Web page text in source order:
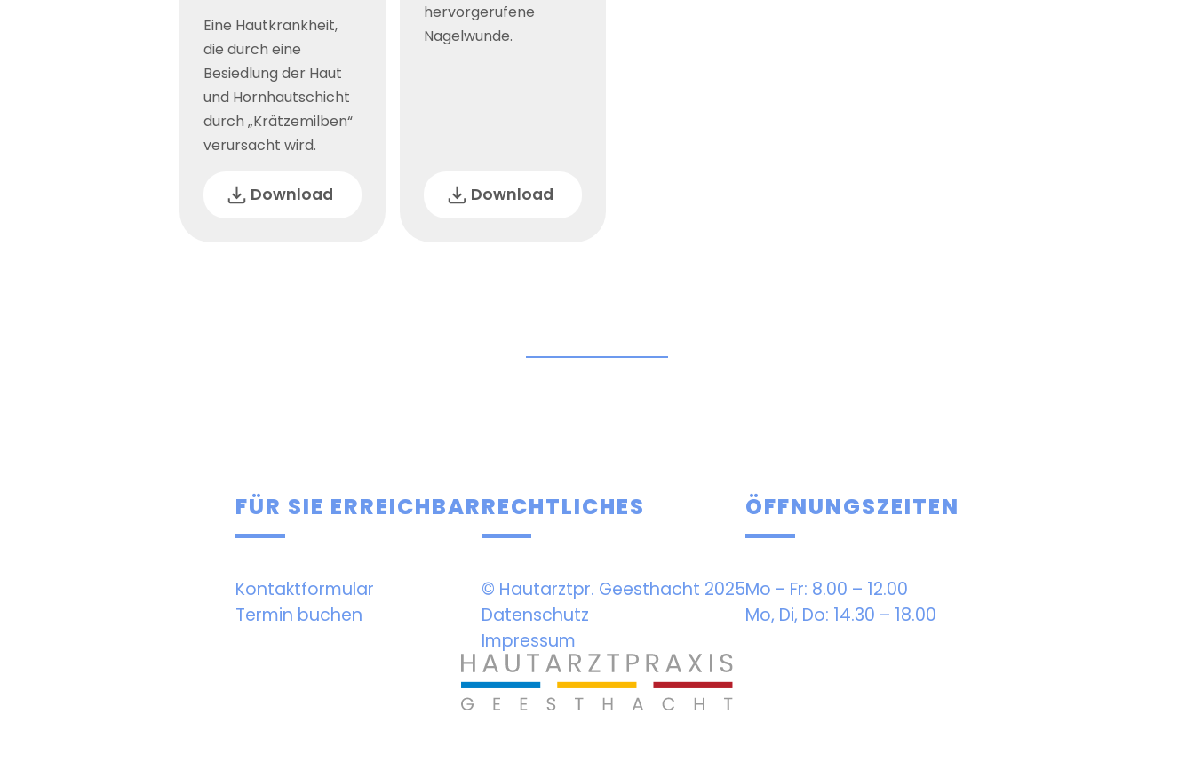
Eine Hautkrankheit,
die durch eine
Besiedlung der Haut
und Hornhautschicht
durch „Krätzemilben“
verursacht wird.
Download
hervorgerufene
Nagelwunde.
Download
FÜR SIE ERREICHBAR
Kontaktformular
Termin buchen
RECHTLICHES
© Hautarztpr.­ Geesthacht 2025
Datenschutz
Impressum
ÖFFNUNGSZEITEN
Mo - Fr: 8.00 – 12.00
Mo, Di, Do: 14.30 – 18.00